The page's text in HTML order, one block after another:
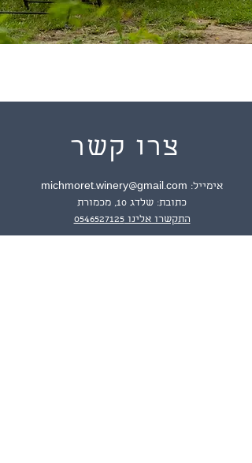
צרו קשר
אימייל: michmoret.winery@gmail.com
כתובת: שלדג 10, מכמורת
התקשרו אלינו 0546527125